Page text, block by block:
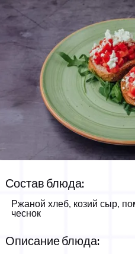
Брускетты с
Состав блюда:
Ржаной хлеб, козий сыр,
чеснок
Описание блюда: